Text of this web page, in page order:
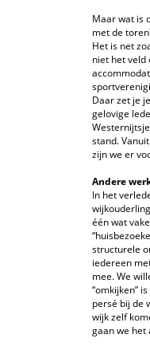
Maar wat is
met de
Het is net
niet het veld
Daar zet je
gelovige
stand.
zijn we er
Andere
In het
één wat
structurele
iedereen
mee. We
“omkijken”
persé bij de
wijk zelf
gaan we